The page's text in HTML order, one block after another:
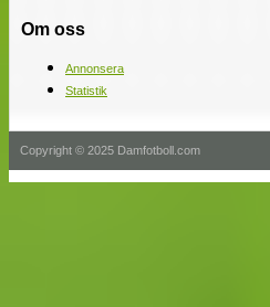
Om oss
Annonsera
Statistik
Copyright © 2025 Damfotboll.com